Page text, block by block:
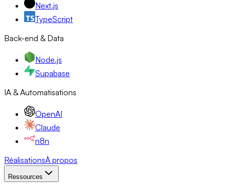
Next.js
TypeScript
Back-end & Data
Node.js
Supabase
IA & Automatisations
OpenAI
Claude
n8n
RéalisationsÀ propos
Ressources